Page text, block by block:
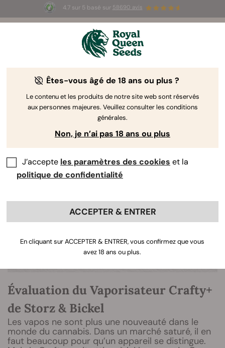
4.7 sur 5 basé sur 58690 avis
☀️ Summer Sales : jusqu'à -50 % sur
certains produits ! ⏤
The RQS Blog
Articles Cannabis Lifestyle
Évaluation du Vaporisateur Crafty+
de Storz & Bickel
Les vapos ne sont plus une nouveauté dans le
monde du cannabis. Dans un marché saturé, il en
faut beaucoup pour qu’un appareil se distingue.
Êtes-vous âgé de 18 ans ou plus ?
Le contenu et les produits de notre site web sont réservés
aux personnes majeures. Veuillez consulter les conditions
générales.
Non, je n’ai pas 18 ans ou plus
J’accepte les paramètres des cookies et la
politique de confidentialité
ACCEPTER & ENTRER
En cliquant sur ACCEPTER & ENTRER, vous confirmez que vous
avez 18 ans ou plus.